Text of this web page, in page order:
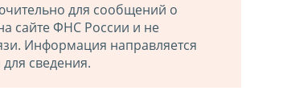
для сообщений о
сайте ФНС России и не
Информация направляется
сведения.